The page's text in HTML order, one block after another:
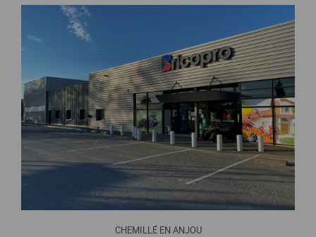
CHEMILLÉ EN ANJOU